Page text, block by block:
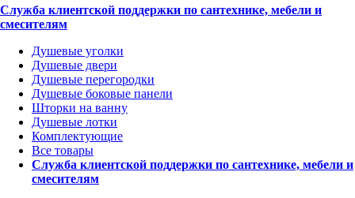
Служба клиентской поддержки по сантехнике, мебели и
смесителям
Душевые уголки
Душевые двери
Душевые перегородки
Душевые боковые панели
Шторки на ванну
Душевые лотки
Комплектующие
Все товары
Служба клиентской поддержки по сантехнике, мебели и
смесителям